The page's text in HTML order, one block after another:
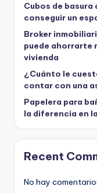
Cubos de
conseguir un
Broker
puede ahorrarte
vivienda
¿Cuánto le
contar con una
Papelera para
la diferencia en
Recent
No hay